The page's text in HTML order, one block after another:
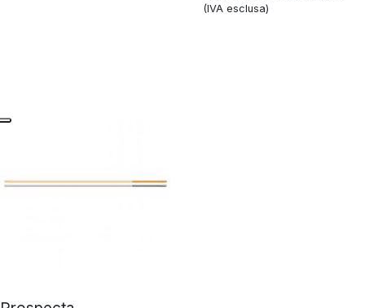
(IVA esclusa)